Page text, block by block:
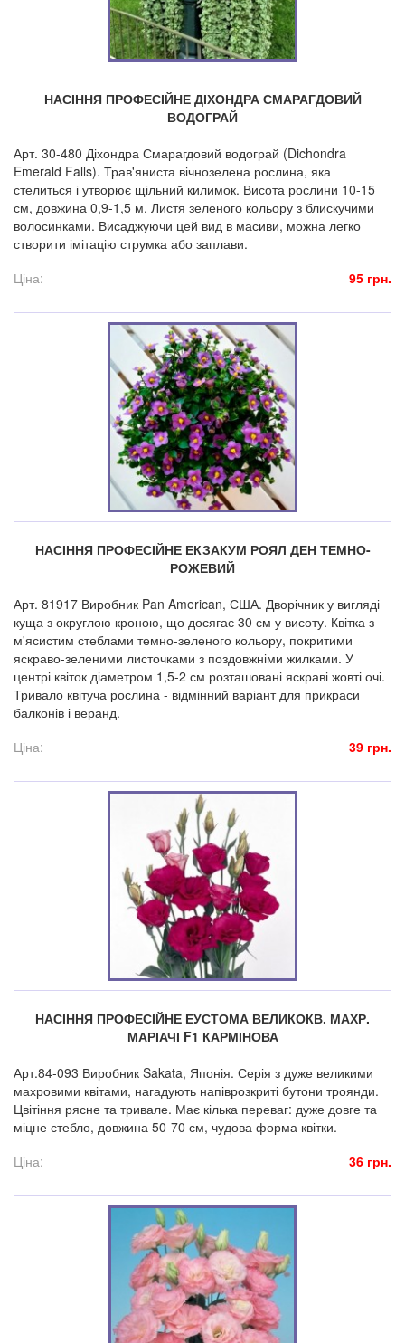
НАСІННЯ ПРОФЕСІЙНЕ ДІХОНДРА СМАРАГДОВИЙ
ВОДОГРАЙ
Арт. 30-480 Діхондра Смарагдовий водограй (Dichondra
Emerald Falls). Трав'яниста вічнозелена рослина, яка
стелиться і утво­рює щільний килимок. Висота рослини 10-15
см, довжи­на 0,9-1,5 м. Листя зеленого кольору з блискучими
волосинками. Висаджуючи цей вид в масиви, можна легко
створити імітацію струмка або заплави.
Ціна:
95 грн.
НАСІННЯ ПРОФЕСІЙНЕ ЕКЗАКУМ РОЯЛ ДЕН ТЕМНО-
РОЖЕВИЙ
Арт. 81917 Виробник Pan American, США. Дворічник у вигляді
куща з округлою кроною, що досягає 30 см у висоту. Квітка з
м'ясистим стеблами темно-зеленого кольору, покритими
яскраво-зеленими листочками з поздовжніми жилками. У
центрі квіток діаметром 1,5-2 см розташовані яскраві жовті очі.
Тривало квітуча рослина - відмінний варіант для прикраси
балконів і веранд.
Ціна:
39 грн.
НАСІННЯ ПРОФЕСІЙНЕ ЕУСТОМА ВЕЛИКОКВ. МАХР.
МАРІАЧІ F1 КАРМІНОВА
Арт.84-093 Виробник Sakata, Японія. Серія з дуже великими
махровими квітами, нагадують напіврозкриті бутони троянди.
Цвітіння рясне та тривале. Має кілька переваг: дуже довге та
міцне стебло, довжина 50-70 см, чудова форма квітки.
Ціна:
36 грн.